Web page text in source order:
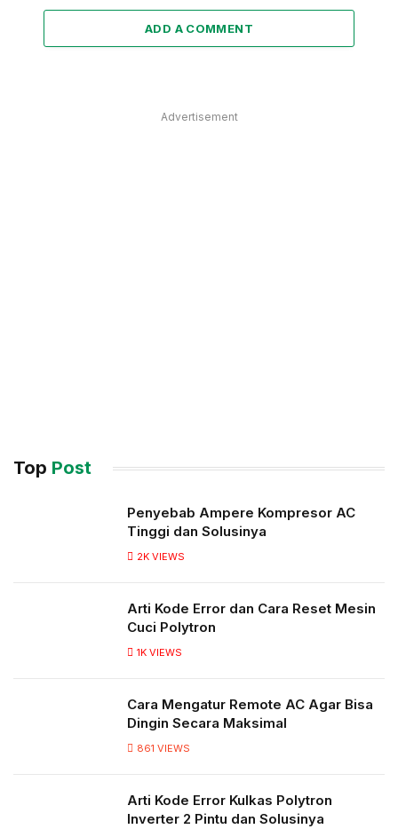
ADD A COMMENT
Advertisement
Top Post
Penyebab Ampere Kompresor AC
Tinggi dan Solusinya
2K VIEWS
Arti Kode Error dan Cara Reset Mesin
Cuci Polytron
1K VIEWS
Cara Mengatur Remote AC Agar Bisa
Dingin Secara Maksimal
861 VIEWS
Arti Kode Error Kulkas Polytron
Inverter 2 Pintu dan Solusinya